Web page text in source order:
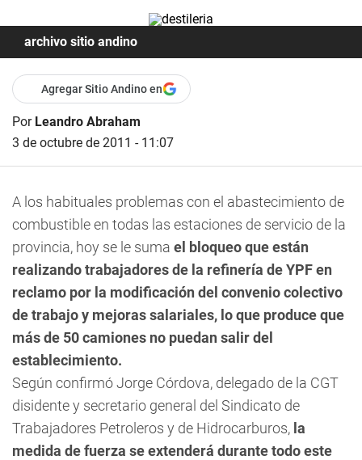
archivo sitio andino
Agregar Sitio Andino en
Por Leandro Abraham
3 de octubre de 2011 - 11:07
A los habituales problemas con el abastecimiento de
combustible en todas las estaciones de servicio de la
provincia, hoy se le suma el bloqueo que están
realizando trabajadores de la refinería de YPF en
reclamo por la modificación del convenio colectivo
de trabajo y mejoras salariales, lo que produce que
más de 50 camiones no puedan salir del
establecimiento.
Según confirmó Jorge Córdova, delegado de la CGT
disidente y secretario general del Sindicato de
Trabajadores Petroleros y de Hidrocarburos, la
medida de fuerza se extenderá durante todo este